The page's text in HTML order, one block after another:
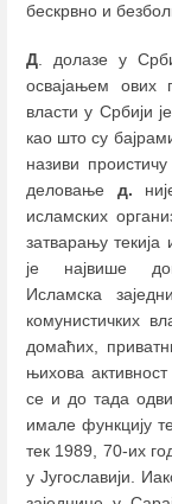
бескрвно и
Д. долазе у
освајањем ових
власти у Србији
као што су
називи
деловање д.
исламских
затварању
је највише
Исламска
комунистичких
домаћих,
њихова
се и до тада
имале функцију
тек 1989, 70-их
у Југославији.